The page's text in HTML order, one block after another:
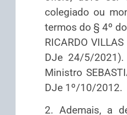
colegiado ou
termos do § 4º
RICARDO
DJe 24/5/
Ministro
DJe 1º/10/2012.
2. Ademais, a